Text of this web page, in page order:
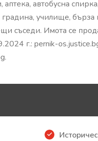
автобусна
училище,
съседи. Имота се
г.: pernik-